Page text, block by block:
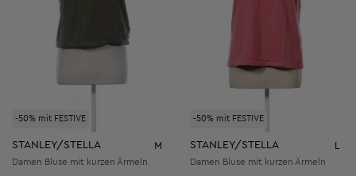
-50% mit FESTIVE
STANLEY/STELLA M
Damen Bluse mit kurzen Ärmeln
-50% mit FESTIVE
STANLEY/STELLA L
Damen Bluse mit kurzen Ärmeln